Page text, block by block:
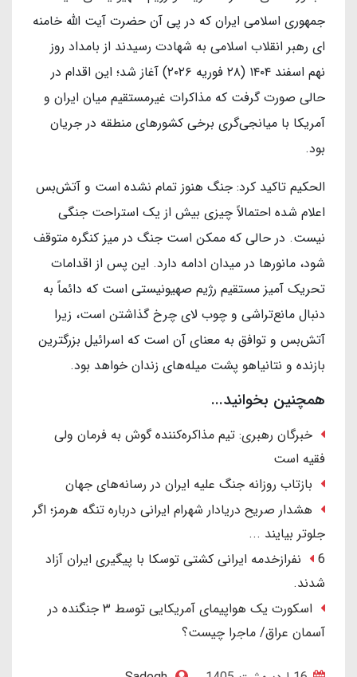
جمهوری اسلامی ایران که در پی آن حضرت آیت الله خامنه
ای رهبر انقلاب اسلامی به شهادت رسیدند از بامداد روز
نهم اسفند ۱۴۰۴ (۲۸ فوریه ۲۰۲۶) آغاز شد؛ این اقدام در
حالی صورت گرفت که مذاکرات غیرمستقیم میان ایران و
آمریکا با میانجی‌گری برخی کشورهای منطقه در جریان
بود.
الحکیم تاکید کرد: جنگ هنوز تمام نشده است و آتش‌بس
اعلام شده احتمالاً چیزی بیش از یک استراحت جنگی
نیست. در حالی که ممکن است جنگ در میز کنگره متوقف
شود، مانورها در میدان ادامه دارد. این پس از اقدامات
تحریک آمیز مستقیم رژیم صهیونیستی است که دائماً به
دنبال مانع‌تراشی و چوب لای چرخ گذاشتن است، زیرا
آتش‌بس و توافق به معنای آن است که اسرائیل بزرگترین
بازنده و نتانیاهو پشت میله‌های زندان خواهد بود.
همچنین بخوانید...
خبرگان رهبری: تیم مذاکره‌کننده گوش به فرمان ولی
فقیه است
بازتاب روزانه جنگ علیه ایران در رسانه‌های جهان
هشدار صریح دریادار شهرام ایرانی درباره تنگه هرمز؛ اگر
جلوتر بیایند ...
6 نفرازخدمه ایرانی کشتی توسکا با پیگیری ایران آزاد
شدند.
اسکورت یک هواپیمای آمریکایی توسط ۳ جنگنده در
آسمان عراق/ ماجرا چیست؟